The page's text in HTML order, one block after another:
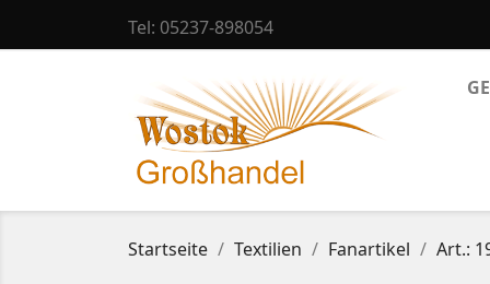
Tel: 05237-898054
Startseite Textilien Fanartikel Art.: